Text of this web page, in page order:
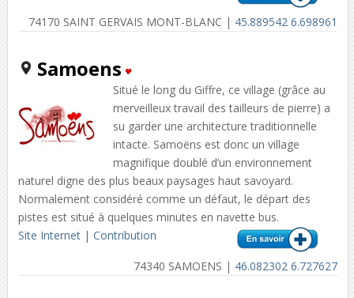
74170 SAINT GERVAIS MONT-BLANC | 45.889542 6.698961
Samoens
Situé le long du Giffre, ce village (grâce au
merveilleux travail des tailleurs de pierre) a
su garder une architecture traditionnelle
intacte. Samoëns est donc un village
magnifique doublé d’un environnement
naturel digne des plus beaux paysages haut savoyard.
Normalement considéré comme un défaut, le départ des
pistes est situé à quelques minutes en navette bus.
Site Internet| Contribution
74340 SAMOENS | 46.082302 6.727627